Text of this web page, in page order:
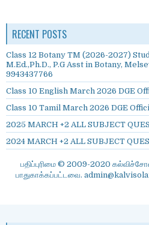
RECENT POSTS
Class 12 Botany TM (2026-2027)
M.Ed.,Ph.D., P.G Asst in Botany,
9943437766
Class 10 English March 2026 DGE
Class 10 Tamil March 2026 DGE
2025 MARCH +2 ALL SUBJECT
2024 MARCH +2 ALL SUBJECT
பதிப்புரிமை © 2009-2020
பாதுகாக்கப்பட்டவை.